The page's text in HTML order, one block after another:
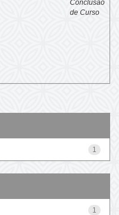
Conclusão
de Curso
1
1